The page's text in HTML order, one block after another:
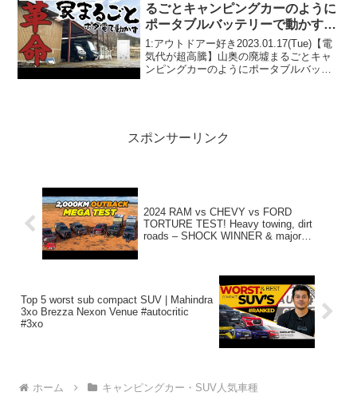
るごとキャンピングカーのように
ポータブルバッテリーで動かす計
画を始めます【EcoFlow スマー
トホームパネル】【廃墟夫婦/オ
フグリッド】
1:アウトドアー好き2023.01.17(Tue)【電
気代が超高騰】山奥の廃墟まるごとキャ
ンピングカーのようにポータブルバッテ
スポンサーリンク
2024 RAM vs CHEVY vs FORD
TORTURE TEST! Heavy towing, dirt
roads – SHOCK WINNER & major
Top 5 worst sub compact SUV | Mahindra
3xo Brezza Nexon Venue #autocritic
#3xo
ホーム キャンピングカー・SUV人気車種